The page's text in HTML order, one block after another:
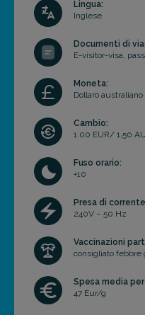
Lingua:
Inglese
Documenti di
E-visitor-visa,
Moneta:
Dollaro australiano
Cambio:
1.00 EUR/ 1,50
Fuso orario:
+10
Presa di
240V – 50 Hz
Vaccinazioni
consigliato febbre
Spesa media
47 Eur/g